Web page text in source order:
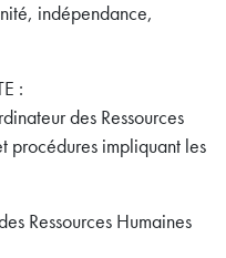
indépendance,
:
des Ressources
procédures impliquant les
Ressources Humaines